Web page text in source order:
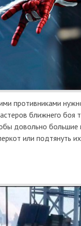
противниками
ближнего
довольно большие
или подтянуть